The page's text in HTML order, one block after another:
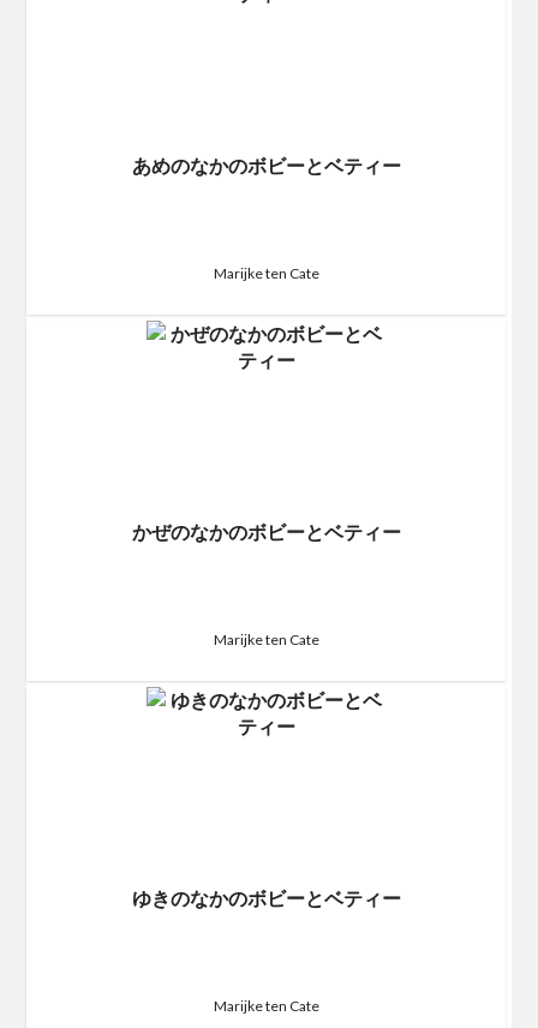
あめのなかのボビーとベティー
Marijke ten Cate
かぜのなかのボビーとベティー
Marijke ten Cate
ゆきのなかのボビーとベティー
Marijke ten Cate